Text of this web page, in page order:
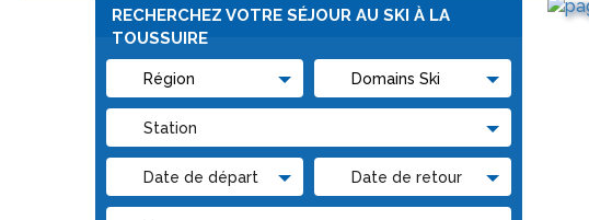
RECHERCHEZ VOTRE SÉJOUR AU SKI À LA
TOUSSUIRE
Distance pistes
pistes
max
mètres
max
Distance
Distance